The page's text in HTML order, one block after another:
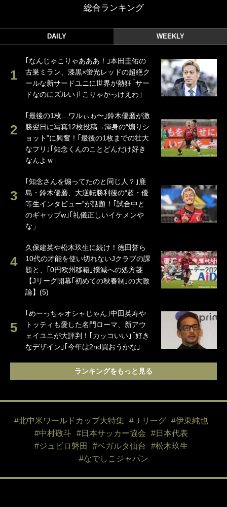
総合ランキング
DAILY WEEKLY
｢なんじゃこりゃあああ！｣本田圭佑の
古巣ミラン、漆黒×蛍光レッドの超絶ク
ールな新サードユニに世界が熱狂｢サー
ドなのにズルい｣｢こりゃかっけえわ｣
｢最後の1枚…ワルぃゎ〜｣鈴木優磨が激
勝翌日に写真12枚投稿→渾身の“煽りシ
ョット”に興奮！｢最後の1枚までの壮大
なフリ｣｢知念くんのことどんだけ好き
なんよｗ｣
｢知念さんを煽ってたのと同じ人？｣鹿
島・鈴木優磨、大逆転勝利後の“超・優
等生インタビュー”が話題！｢試合中と
のギャップw｣｢礼儀正しいイケメンや
な」
久保建英や松木玖生に続け！徳田誉ら
10代の才能を使い切れないJクラブの課
題と、｢0円欧州移籍｣撲滅への処方箋
【Jリーグ開幕｢初めての秋春制｣の大激
論】(5)
｢めーっちゃオシャじゃん｣中田英寿や
トッティも愛した名門ローマ、新アウ
ェイユニが大評判！｢カッコいい｣｢好き
なデザイン｣｢今年は2nd買おうかな｣
ランキングをもっと見る
#北中米ワールドカップ大特集 #Ｊリーグ
#伊東純也
#中村敬斗
#日本サッカー協会
#日本代表
#ジュビロ磐田
#ベガルタ仙台
#松木玖生
#なでしこジャパン